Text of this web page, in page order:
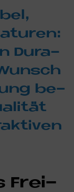
Du­ra­
be­
Frei­